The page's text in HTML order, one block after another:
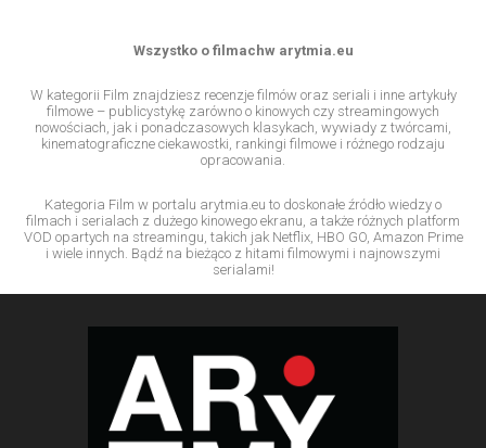
Wszystko o filmachw arytmia.eu
W kategorii Film znajdziesz recenzje filmów oraz seriali i inne artykuły
filmowe – publicystykę zarówno o kinowych czy streamingowych
nowościach, jak i ponadczasowych klasykach, wywiady z twórcami,
kinematograficzne ciekawostki, rankingi filmowe i różnego rodzaju
opracowania.
Kategoria Film w portalu arytmia.eu to doskonałe źródło wiedzy o
filmach i serialach z dużego kinowego ekranu, a także różnych platform
VOD opartych na streamingu, takich jak Netflix, HBO GO, Amazon Prime
i wiele innych. Bądź na bieżąco z hitami filmowymi i najnowszymi
serialami!